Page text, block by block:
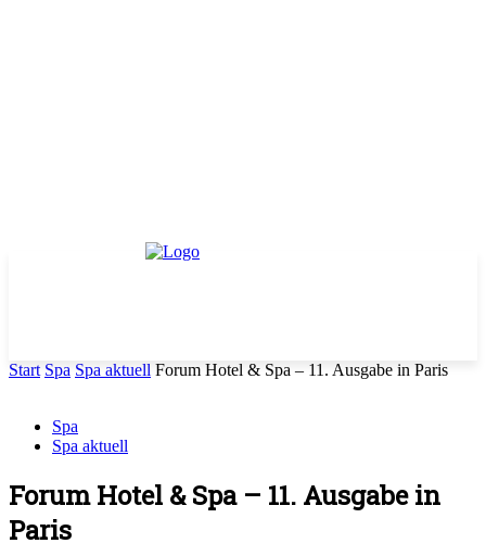
Start Spa Spa aktuell Forum Hotel & Spa – 11. Ausgabe in Paris
Spa
Spa aktuell
Forum Hotel & Spa – 11. Ausgabe in
Paris